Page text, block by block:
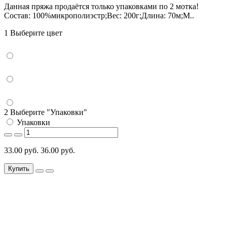
Данная пряжа продаётся только упаковками по 2 мотка!
Состав: 100%микрополиэстр;Вес: 200г;Длина: 70м;М..
1 Выберите цвет
2 Выберите "Упаковки"
Упаковки
33.00 руб. 36.00 руб.
Купить